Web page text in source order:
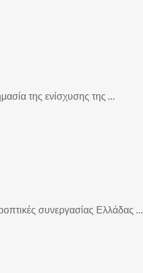
της ενίσχυσης της ...
συνεργασίας Ελλάδας ...